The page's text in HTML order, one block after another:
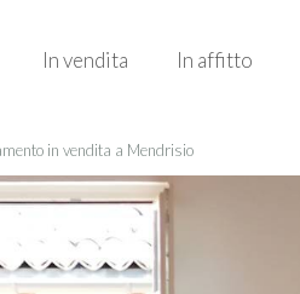
In vendita In affitto
in vendita a Mendrisio